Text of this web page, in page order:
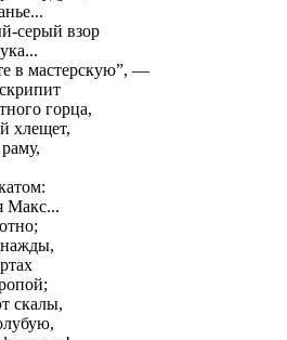
серый взор
в мастерскую”, —
горца,
хлещет,
Макс...
скалы,